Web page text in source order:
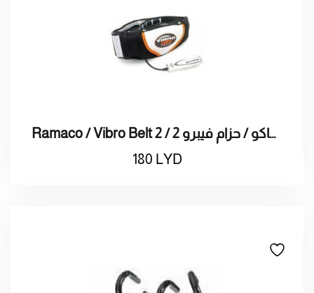
Ramaco / Vibro Belt 2 / راماكو / حزام فيبرو 2
180 LYD